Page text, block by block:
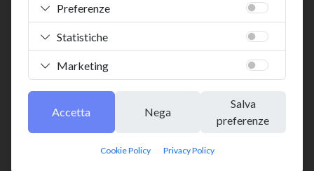
Seguici su
Marchi Registrati|Privacy Policy Cookie Policy|Termini e
© 2026Widder Italia SRL a socio unico
Preferenze
Statistiche
Marketing
Accetta Nega
Salva
preferenze
Cookie Policy Privacy Policy